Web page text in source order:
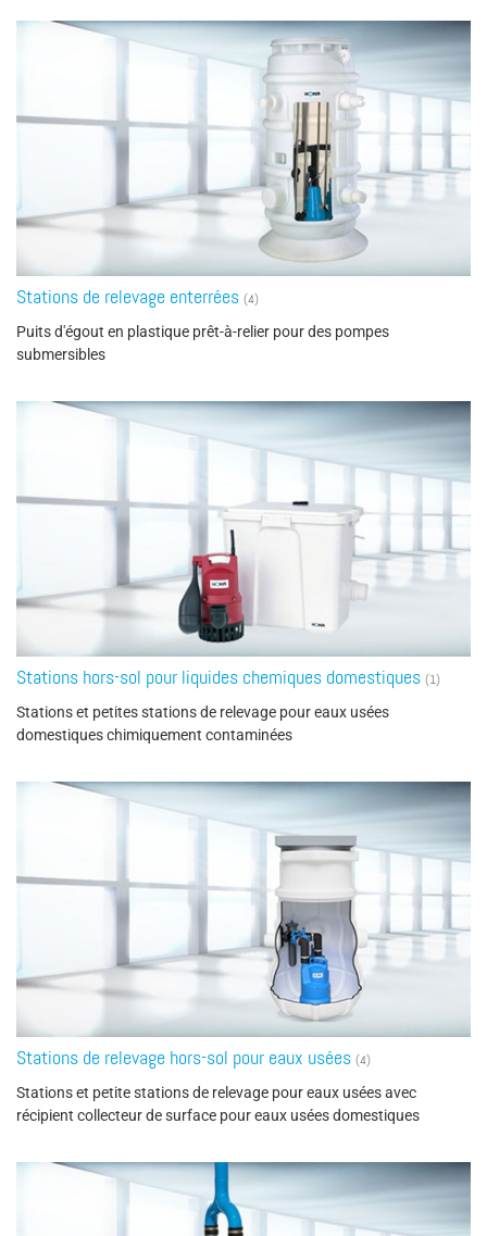
Stations de relevage enterrées (4)
Puits d'égout en plastique prêt-à-relier pour des pompes
submersibles
Stations hors-sol pour liquides chemiques domestiques (1)
Stations et petites stations de relevage pour eaux usées
domestiques chimiquement contaminées
Stations de relevage hors-sol pour eaux usées (4)
Stations et petite stations de relevage pour eaux usées avec
récipient collecteur de surface pour eaux usées domestiques